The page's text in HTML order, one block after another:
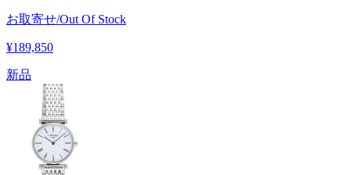
お取寄せ/Out Of Stock
¥189,850
新品